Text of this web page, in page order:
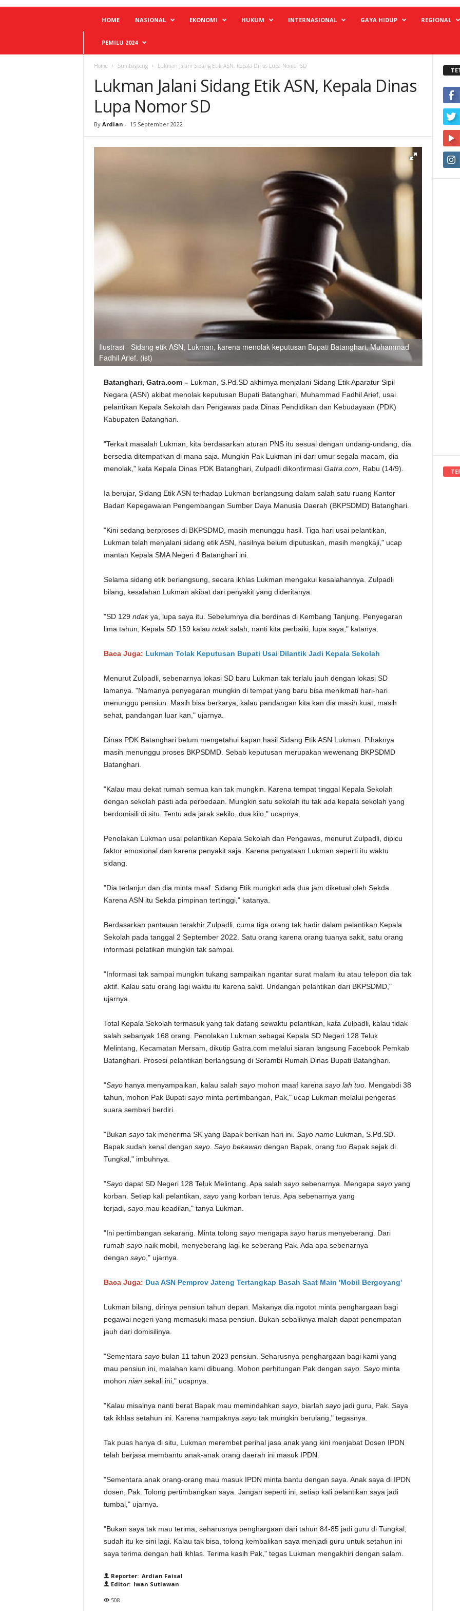
HOME NASIONAL EKONOMI HUKUM INTERNASIONAL GAYA HIDUP REGIONAL
PEMILU 2024
Home Sumbagteng Lukman Jalani Sidang Etik ASN, Kepala Dinas Lupa Nomor SD
Lukman Jalani Sidang Etik ASN, Kepala Dinas
Lupa Nomor SD
By Ardian - 15 September 2022
Ilustrasi - Sidang etik ASN, Lukman, karena menolak keputusan Bupati Batanghari, Muhammad
Fadhil Arief. (ist)
Batanghari, Gatra.com –Lukman, S.Pd.SD akhirnya menjalani Sidang Etik Aparatur Sipil
Negara (ASN) akibat menolak keputusan Bupati Batanghari, Muhammad Fadhil Arief, usai
pelantikan Kepala Sekolah dan Pengawas pada Dinas Pendidikan dan Kebudayaan (PDK)
Kabupaten Batanghari.
"Terkait masalah Lukman, kita berdasarkan aturan PNS itu sesuai dengan undang-undang, dia
bersedia ditempatkan di mana saja. Mungkin Pak Lukman ini dari umur segala macam, dia
menolak," kata Kepala Dinas PDK Batanghari, Zulpadli dikonfirmasi Gatra.com , Rabu (14/9).
Ia berujar, Sidang Etik ASN terhadap Lukman berlangsung dalam salah satu ruang Kantor
Badan Kepegawaian Pengembangan Sumber Daya Manusia Daerah (BKPSDMD) Batanghari.
"Kini sedang berproses di BKPSDMD, masih menunggu hasil. Tiga hari usai pelantikan,
Lukman telah menjalani sidang etik ASN, hasilnya belum diputuskan, masih mengkaji," ucap
mantan Kepala SMA Negeri 4 Batanghari ini.
Selama sidang etik berlangsung, secara ikhlas Lukman mengakui kesalahannya. Zulpadli
bilang, kesalahan Lukman akibat dari penyakit yang dideritanya.
"SD 129 ndakya, lupa saya itu. Sebelumnya dia berdinas di Kembang Tanjung. Penyegaran
lima tahun, Kepala SD 159 kalau ndaksalah, nanti kita perbaiki, lupa saya," katanya.
Baca Juga: Lukman Tolak Keputusan Bupati Usai Dilantik Jadi Kepala Sekolah
Menurut Zulpadli, sebenarnya lokasi SD baru Lukman tak terlalu jauh dengan lokasi SD
lamanya. "Namanya penyegaran mungkin di tempat yang baru bisa menikmati hari-hari
menunggu pensiun. Masih bisa berkarya, kalau pandangan kita kan dia masih kuat, masih
sehat, pandangan luar kan," ujarnya.
Dinas PDK Batanghari belum mengetahui kapan hasil Sidang Etik ASN Lukman. Pihaknya
masih menunggu proses BKPSDMD. Sebab keputusan merupakan wewenang BKPSDMD
Batanghari.
"Kalau mau dekat rumah semua kan tak mungkin. Karena tempat tinggal Kepala Sekolah
dengan sekolah pasti ada perbedaan. Mungkin satu sekolah itu tak ada kepala sekolah yang
berdomisili di situ. Tentu ada jarak sekilo, dua kilo," ucapnya.
Penolakan Lukman usai pelantikan Kepala Sekolah dan Pengawas, menurut Zulpadli, dipicu
faktor emosional dan karena penyakit saja. Karena penyataan Lukman seperti itu waktu
sidang.
"Dia terlanjur dan dia minta maaf. Sidang Etik mungkin ada dua jam diketuai oleh Sekda.
Karena ASN itu Sekda pimpinan tertinggi," katanya.
Berdasarkan pantauan terakhir Zulpadli, cuma tiga orang tak hadir dalam pelantikan Kepala
Sekolah pada tanggal 2 September 2022. Satu orang karena orang tuanya sakit, satu orang
informasi pelatikan mungkin tak sampai.
"Informasi tak sampai mungkin tukang sampaikan ngantar surat malam itu atau telepon dia tak
aktif. Kalau satu orang lagi waktu itu karena sakit. Undangan pelantikan dari BKPSDMD,"
ujarnya.
Total Kepala Sekolah termasuk yang tak datang sewaktu pelantikan, kata Zulpadli, kalau tidak
salah sebanyak 168 orang. Penolakan Lukman sebagai Kepala SD Negeri 128 Teluk
Melintang, Kecamatan Mersam, dikutip Gatra.com melalui siaran langsung Facebook Pemkab
Batanghari. Prosesi pelantikan berlangsung di Serambi Rumah Dinas Bupati Batanghari.
"Sayohanya menyampaikan, kalau salah sayomohon maaf karena sayo lah tuo. Mengabdi 38
tahun, mohon Pak Bupati sayominta pertimbangan, Pak," ucap Lukman melalui pengeras
suara sembari berdiri.
"Bukan sayotak menerima SK yang Bapak berikan hari ini. Sayo namoLukman, S.Pd.SD.
Bapak sudah kenal dengan sayo. Sayo bekawan dengan Bapak, orang tuo Bapak sejak di
Tungkal," imbuhnya.
"Sayodapat SD Negeri 128 Teluk Melintang. Apa salah sayosebenarnya. Mengapa sayoyang
korban. Setiap kali pelantikan, sayoyang korban terus. Apa sebenarnya yang
terjadi, sayomau keadilan," tanya Lukman.
"Ini pertimbangan sekarang. Minta tolong sayomengapa sayo harus menyeberang. Dari
rumah sayonaik mobil, menyeberang lagi ke seberang Pak. Ada apa sebenarnya
dengan sayo," ujarnya.
Baca Juga: Dua ASN Pemprov Jateng Tertangkap Basah Saat Main 'Mobil Bergoyang'
Lukman bilang, dirinya pensiun tahun depan. Makanya dia ngotot minta penghargaan bagi
pegawai negeri yang memasuki masa pensiun. Bukan sebaliknya malah dapat penempatan
jauh dari domisilinya.
"Sementara sayobulan 11 tahun 2023 pensiun. Seharusnya penghargaan bagi kami yang
mau pensiun ini, malahan kami dibuang. Mohon perhitungan Pak dengan sayo. Sayominta
mohon nian sekali ini," ucapnya.
"Kalau misalnya nanti berat Bapak mau memindahkan sayo, biarlah sayojadi guru, Pak. Saya
tak ikhlas setahun ini. Karena nampaknya sayotak mungkin berulang," tegasnya.
Tak puas hanya di situ, Lukman merembet perihal jasa anak yang kini menjabat Dosen IPDN
telah berjasa membantu anak-anak orang daerah ini masuk IPDN.
"Sementara anak orang-orang mau masuk IPDN minta bantu dengan saya. Anak saya di IPDN
dosen, Pak. Tolong pertimbangkan saya. Jangan seperti ini, setiap kali pelantikan saya jadi
tumbal," ujarnya.
"Bukan saya tak mau terima, seharusnya penghargaan dari tahun 84-85 jadi guru di Tungkal,
sudah itu ke sini lagi. Kalau tak bisa, tolong kembalikan saya menjadi guru untuk setahun ini
saya terima dengan hati ikhlas. Terima kasih Pak," tegas Lukman mengakhiri dengan salam.
Reporter: Ardian Faisal
Editor: Iwan Sutiawan
508